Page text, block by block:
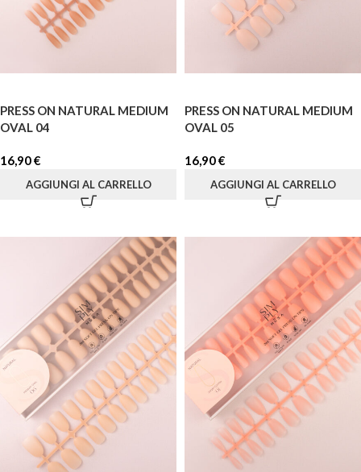
PRESS ON NATURAL MEDIUM
OVAL 04
16,90€
AGGIUNGI AL CARRELLO
PRESS ON NATURAL MEDIUM
OVAL 05
16,90€
AGGIUNGI AL CARRELLO